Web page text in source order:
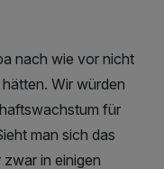
nach wie vor nicht
Wir würden
für
man sich das
in einigen